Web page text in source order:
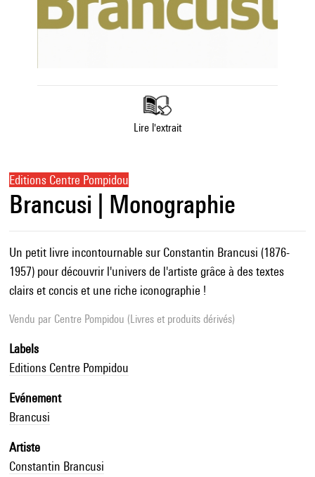
Lire l'extrait
Editions Centre Pompidou
Brancusi | Monographie
Un petit livre incontournable sur Constantin Brancusi (1876-
1957) pour découvrir l'univers de l'artiste grâce à des textes
clairs et concis et une riche iconographie !
Vendu par Centre Pompidou (Livres et produits dérivés)
Labels
Editions Centre Pompidou
Evénement
Brancusi
Artiste
Constantin Brancusi